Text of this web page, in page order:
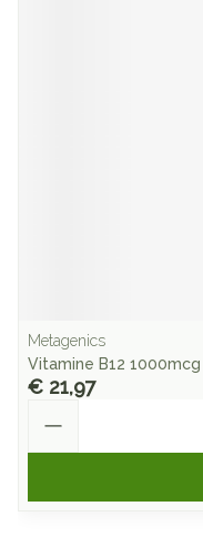
Metagenics
Vitamine B12
€ 21,97